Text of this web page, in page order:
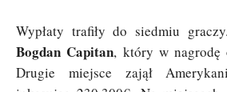
Wypłaty trafiły do siedmiu
Bogdan Capitan, który w nagrodę
Drugie miejsce zajął